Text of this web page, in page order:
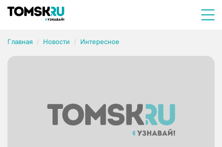
Главная Новости Интересное